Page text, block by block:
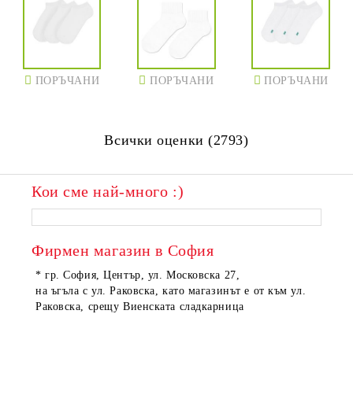
ПОРЪЧАНИ ПОРЪЧАНИ ПОРЪЧАНИ
Всички оценки (2793)
Кои сме най-много :)
Фирмен магазин в София
* гр. София, Център, ул. Московска 27,
на ъгъла с ул. Раковска, като магазинът е от към ул.
Раковска, срещу Виенската сладкарница